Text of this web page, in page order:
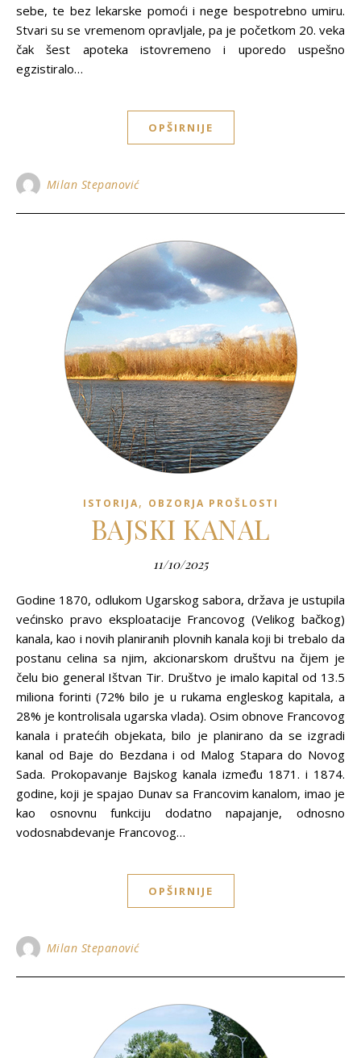
sebe, te bez lekarske pomoći i nege bespotrebno umiru.
Stvari su se vremenom opravljale, pa je početkom 20. veka
čak šest apoteka istovremeno i uporedo uspešno
egzistiralo…
OPŠIRNIJE
Milan Stepanović
ISTORIJA, OBZORJA PROŠLOSTI
BAJSKI KANAL
11/10/2025
Godine 1870, odlukom Ugarskog sabora, država je ustupila
većinsko pravo eksploatacije Francovog (Velikog bačkog)
kanala, kao i novih planiranih plovnih kanala koji bi trebalo da
postanu celina sa njim, akcionarskom društvu na čijem je
čelu bio general Ištvan Tir. Društvo je imalo kapital od 13.5
miliona forinti (72% bilo je u rukama engleskog kapitala, a
28% je kontrolisala ugarska vlada). Osim obnove Francovog
kanala i pratećih objekata, bilo je planirano da se izgradi
kanal od Baje do Bezdana i od Malog Stapara do Novog
Sada. Prokopavanje Bajskog kanala između 1871. i 1874.
godine, koji je spajao Dunav sa Francovim kanalom, imao je
kao osnovnu funkciju dodatno napajanje, odnosno
vodosnabdevanje Francovog…
OPŠIRNIJE
Milan Stepanović